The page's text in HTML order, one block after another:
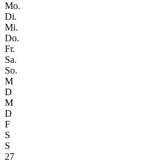
Mo.
Di.
Mi.
Do.
Fr.
Sa.
So.
M
D
M
D
F
S
S
27